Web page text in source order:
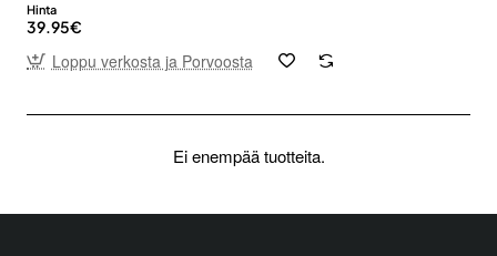
Hinta
39.95€
Loppu verkosta ja Porvoosta
Ei enempää tuotteita.